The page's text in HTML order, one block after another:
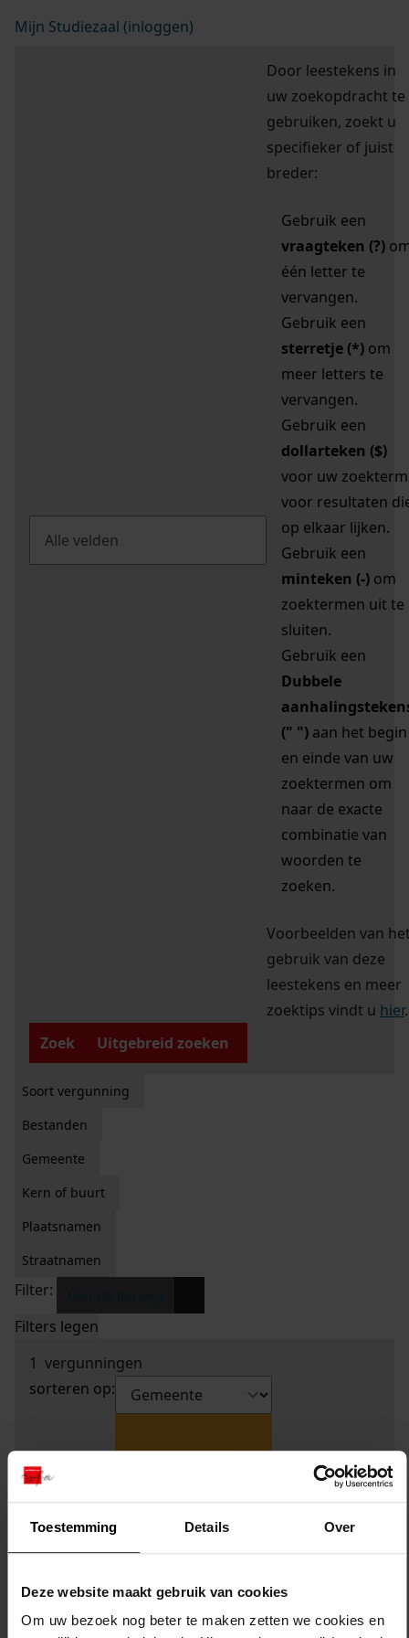
Toestemming Details Over
Deze website maakt gebruik van cookies
Om uw bezoek nog beter te maken zetten we cookies en
Mijn Studiezaal (inloggen)
Door leestekens in
uw zoekopdracht te
gebruiken, zoekt u
specifieker of juist
breder:
Gebruik een
vraagteken (?)
één letter te
vervangen.
Gebruik een
sterretje (*) om
meer letters te
vervangen.
Gebruik een
dollarteken ($)
voor uw zoekterm
voor resultaten
op elkaar lijken.
Gebruik een
minteken (-) om
zoektermen uit te
sluiten.
Gebruik een
Dubbele
(" ") aan het begin
en einde van uw
zoektermen om
naar de exacte
combinatie van
woorden te
zoeken.
Voorbeelden van
gebruik van deze
leestekens en meer
zoektips vindt u hier.
Zoek
Uitgebreid zoeken
Soort vergunning
Bestanden
Gemeente
Kern of buurt
Plaatsnamen
Straatnamen
Filter:
Filters legen
1 vergunningen
sorteren op: